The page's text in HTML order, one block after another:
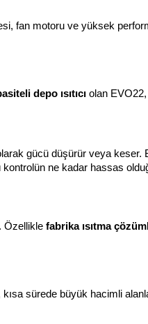
fan motoru ve yüksek
depo ısıtıcı olan EVO22,
gücü düşürür veya
kontrolün ne kadar hassas
Özellikle fabrika ısıtma
kısa sürede büyük hacimli